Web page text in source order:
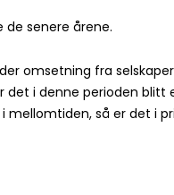
de senere årene.
omsetning fra
det i denne perioden blitt
mellomtiden, så er det i